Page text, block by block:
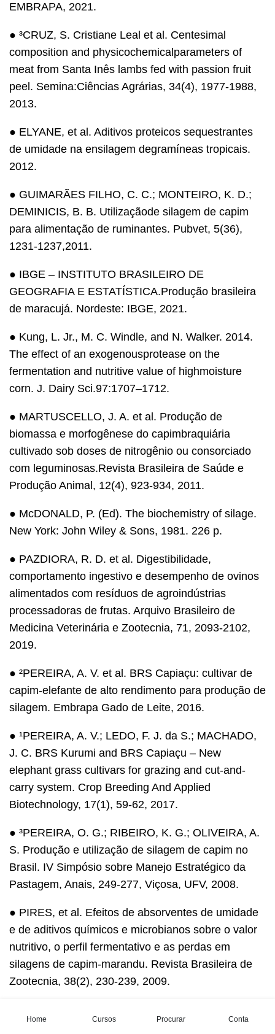
EMBRAPA, 2021.
● ³CRUZ, S. Cristiane Leal et al. Centesimal
composition and physicochemicalparameters of
meat from Santa Inês lambs fed with passion fruit
peel. Semina:Ciências Agrárias, 34(4), 1977-1988,
2013.
● ELYANE, et al. Aditivos proteicos sequestrantes
de umidade na ensilagem degramíneas tropicais.
2012.
● GUIMARÃES FILHO, C. C.; MONTEIRO, K. D.;
DEMINICIS, B. B. Utilizaçãode silagem de capim
para alimentação de ruminantes. Pubvet, 5(36),
1231-1237,2011.
● IBGE – INSTITUTO BRASILEIRO DE
GEOGRAFIA E ESTATÍSTICA.Produção brasileira
de maracujá. Nordeste: IBGE, 2021.
● Kung, L. Jr., M. C. Windle, and N. Walker. 2014.
The effect of an exogenousprotease on the
fermentation and nutritive value of highmoisture
corn. J. Dairy Sci.97:1707–1712.
● MARTUSCELLO, J. A. et al. Produção de
biomassa e morfogênese do capimbraquiária
cultivado sob doses de nitrogênio ou consorciado
com leguminosas.Revista Brasileira de Saúde e
Produção Animal, 12(4), 923-934, 2011.
● McDONALD, P. (Ed). The biochemistry of silage.
New York: John Wiley & Sons, 1981. 226 p.
● PAZDIORA, R. D. et al. Digestibilidade,
comportamento ingestivo e desempenho de ovinos
alimentados com resíduos de agroindústrias
processadoras de frutas. Arquivo Brasileiro de
Medicina Veterinária e Zootecnia, 71, 2093-2102,
2019.
● ²PEREIRA, A. V. et al. BRS Capiaçu: cultivar de
capim-elefante de alto rendimento para produção de
silagem. Embrapa Gado de Leite, 2016.
● ¹PEREIRA, A. V.; LEDO, F. J. da S.; MACHADO,
J. C. BRS Kurumi and BRS Capiaçu – New
elephant grass cultivars for grazing and cut-and-
carry system. Crop Breeding And Applied
Biotechnology, 17(1), 59-62, 2017.
● ³PEREIRA, O. G.; RIBEIRO, K. G.; OLIVEIRA, A.
S. Produção e utilização de silagem de capim no
Brasil. IV Simpósio sobre Manejo Estratégico da
Pastagem, Anais, 249-277, Viçosa, UFV, 2008.
● PIRES, et al. Efeitos de absorventes de umidade
e de aditivos químicos e microbianos sobre o valor
nutritivo, o perfil fermentativo e as perdas em
silagens de capim-marandu. Revista Brasileira de
Zootecnia, 38(2), 230-239, 2009.
Home Cursos Procurar Conta